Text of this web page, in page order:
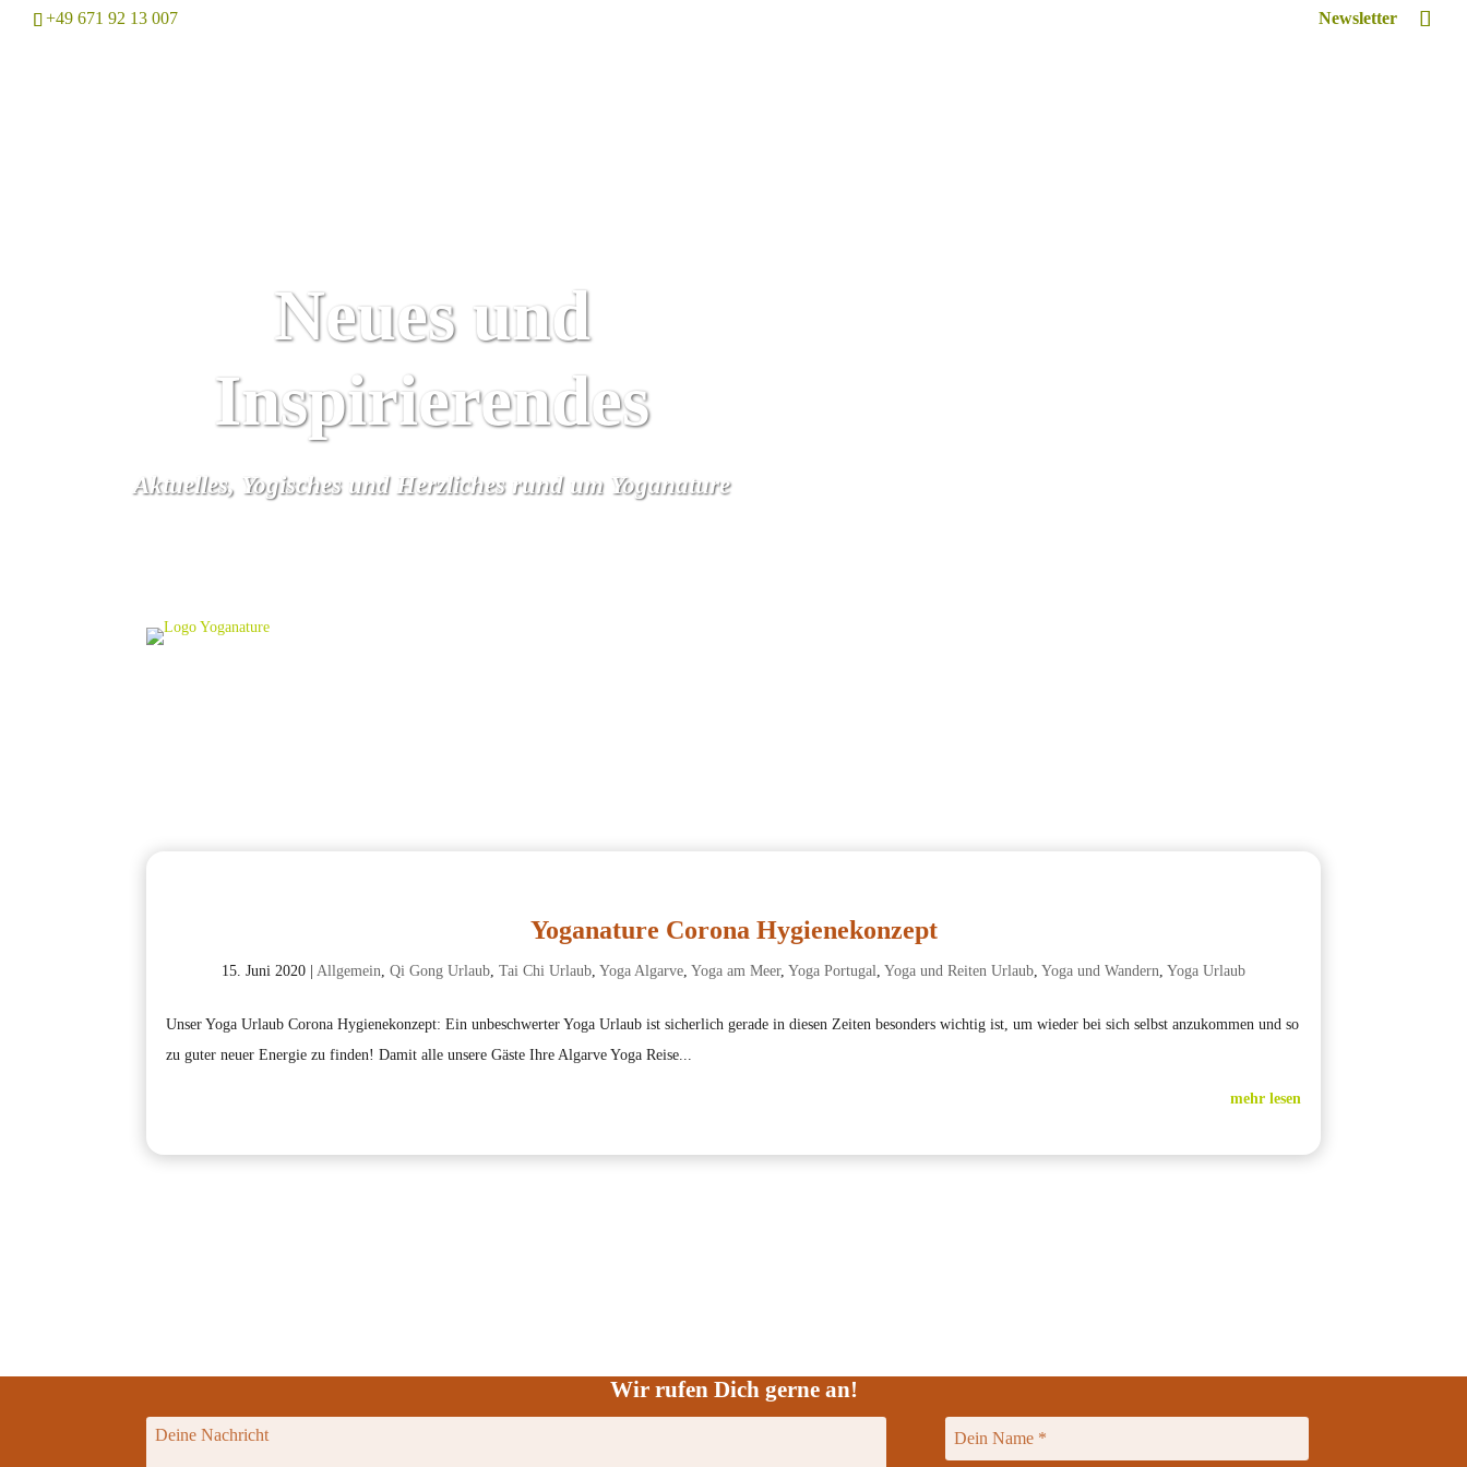
+49 671 92 13 007 Newsletter
Neues und
Inspirierendes
Aktuelles, Yogisches und Herzliches rund um Yoganature
Yoganature Corona Hygienekonzept
15. Juni 2020 Allgemein, Qi Gong Urlaub, Tai Chi Urlaub, Yoga Algarve, Yoga am Meer, Yoga Portugal, Yoga und Reiten Urlaub, Yoga und Wandern, Yoga Urlaub
Unser Yoga Urlaub Corona Hygienekonzept: Ein unbeschwerter Yoga Urlaub ist sicherlich gerade in diesen Zeiten besonders wichtig ist, um wieder bei sich selbst anzukommen und so
zu guter neuer Energie zu finden! Damit alle unsere Gäste Ihre Algarve Yoga Reise...
mehr lesen
Wir rufen Dich gerne an!